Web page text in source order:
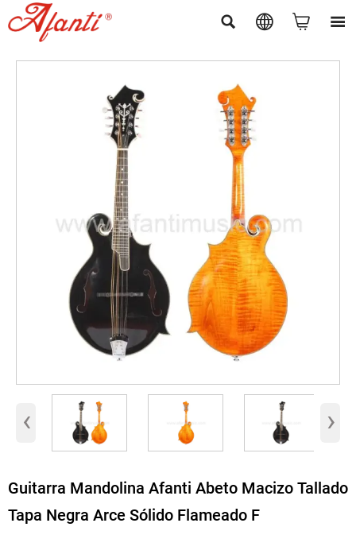
   
‹ ›
Guitarra Mandolina Afanti Abeto Macizo Tallado
Tapa Negra Arce Sólido Flameado F